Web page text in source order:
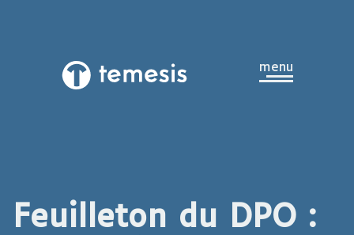
Temesis,
retour
ouvrir
le
menu
Feuilleton du DPO :